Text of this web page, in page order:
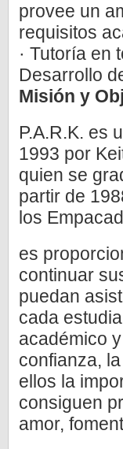
provee un
requisitos
· Tutoría en
Desarrollo
Misión y
P.A.R.K. es
1993 por
quien se
partir de
los
es
continuar
puedan
cada
académico
confianza,
ellos la
consiguen
amor,